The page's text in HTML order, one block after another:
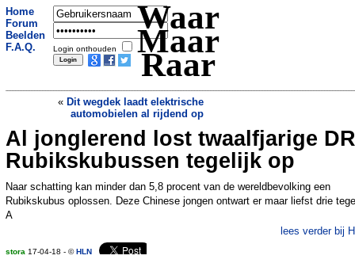
Home
Forum
Beelden
F.A.Q.
Login onthouden
Waar
Maar
Raar
« Dit wegdek laadt elektrische
automobielen al rijdend op
Zanger Dotan gebruikte leger nepfans
om imago op te poetsen»
Al jonglerend lost twaalfjarige
Rubikskubussen tegelijk op
Naar schatting kan minder dan 5,8 procent van de wereldbevolking een
Rubikskubus oplossen. Deze Chinese jongen ontwart er maar liefst drie
A
lees verder bij
stora 17-04-18 - ©HLN